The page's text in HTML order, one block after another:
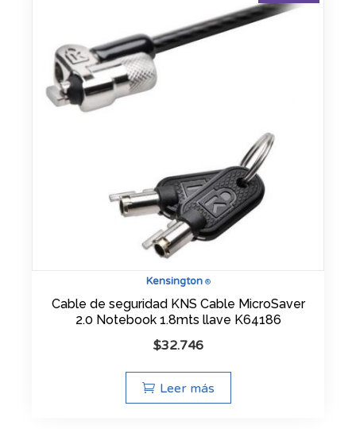
Kensington®
Cable de seguridad KNS Cable MicroSaver
2.0 Notebook 1.8mts llave K64186
$32.746
Leer más